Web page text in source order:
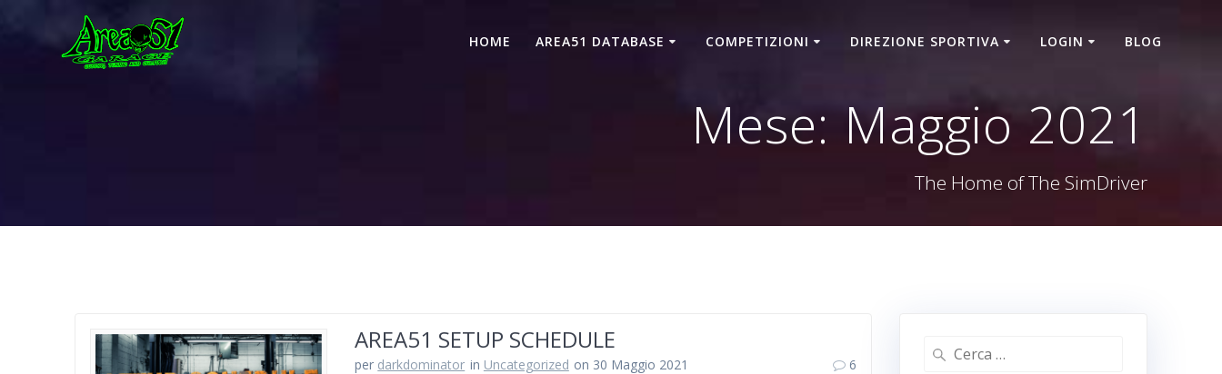
HOME AREA51 DATABASE COMPETIZIONI DIREZIONE SPORTIVA LOGIN BLOG
Mese:Maggio 2021
The Home of The SimDriver
AREA51 SETUP SCHEDULE
per darkdominator in Uncategorized on 30 Maggio 2021 6